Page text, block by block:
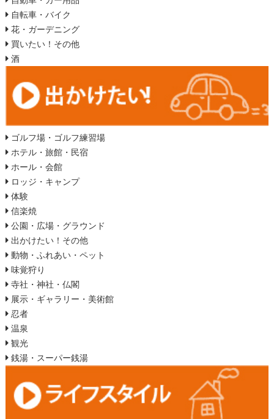
自転車・バイク
花・ガーデニング
買いたい！その他
酒
ゴルフ場・ゴルフ練習場
ホテル・旅館・民宿
ホール・会館
ロッジ・キャンプ
体験
信楽焼
公園・広場・グラウンド
出かけたい！その他
動物・ふれあい・ペット
味覚狩り
寺社・神社・仏閣
展示・ギャラリー・美術館
忍者
温泉
観光
銭湯・スーパー銭湯